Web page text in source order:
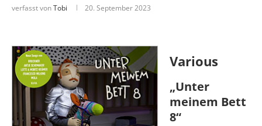
verfasst vonTobi 20. September 2023
Various
„Unter
meinem Bett
8“